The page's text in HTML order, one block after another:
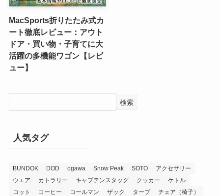
MacSports折りたたみ式カ
ート徹底レビュー：アウト
ドア・買い物・子育てに大
活躍の多機能ワゴン【レビ
ュー】
検索
人気タグ
BUNDOK DOD ogawa Snow Peak SOTO
アクセサリー
ウエア
カトラリー キャプテンスタッグ クッカー
ケトル
コット
コーヒー コールマン ザック タープ
チェア（椅子）